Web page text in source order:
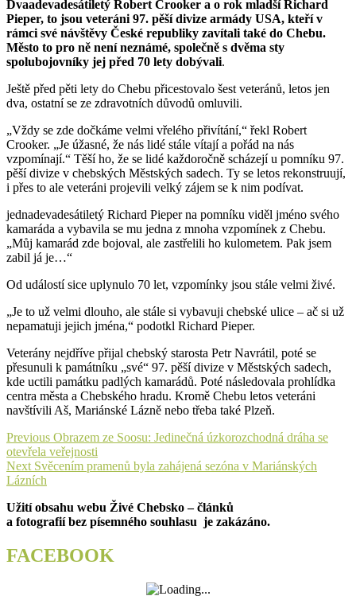
Dvaadevadesátiletý Robert Crooker a o rok mladší Richard
Pieper, to jsou veteráni 97. pěší divize armády USA, kteří v
rámci své návštěvy České republiky zavítali také do Chebu.
Město to pro ně není neznámé, společně s dvěma sty
spolubojovníky jej před 70 lety dobývali.
Ještě před pěti lety do Chebu přicestovalo šest veteránů, letos jen
dva, ostatní se ze zdravotních důvodů omluvili.
„Vždy se zde dočkáme velmi vřelého přivítání,“ řekl Robert
Crooker. „Je úžasné, že nás lidé stále vítají a pořád na nás
vzpomínají.“ Těší ho, že se lidé každoročně scházejí u pomníku 97.
pěší divize v chebských Městských sadech. Ty se letos rekonstruují,
i přes to ale veteráni projevili velký zájem se k nim podívat.
jednadevadesátiletý Richard Pieper na pomníku viděl jméno svého
kamaráda a vybavila se mu jedna z mnoha vzpomínek z Chebu.
„Můj kamarád zde bojoval, ale zastřelili ho kulometem. Pak jsem
zabil já je…“
Od událostí sice uplynulo 70 let, vzpomínky jsou stále velmi živé.
„Je to už velmi dlouho, ale stále si vybavuji chebské ulice – ač si už
nepamatuji jejich jména,“ podotkl Richard Pieper.
Veterány nejdříve přijal chebský starosta Petr Navrátil, poté se
přesunuli k památníku „své“ 97. pěší divize v Městských sadech,
kde uctili památku padlých kamarádů. Poté následovala prohlídka
centra města a Chebského hradu. Kromě Chebu letos veteráni
navštívili Aš, Mariánské Lázně nebo třeba také Plzeň.
Navigace
pro
příspěvek
Previous Previous
post:
Obrazem ze Soosu: Jedinečná úzkorozchodná dráha se
otevřela veřejnosti
Next Next
post:
Svěcením pramenů byla zahájená sezóna v Mariánských
Lázních
Užití obsahu webu Živé Chebsko – článků
a fotografií bez písemného souhlasu je zakázáno.
FACEBOOK